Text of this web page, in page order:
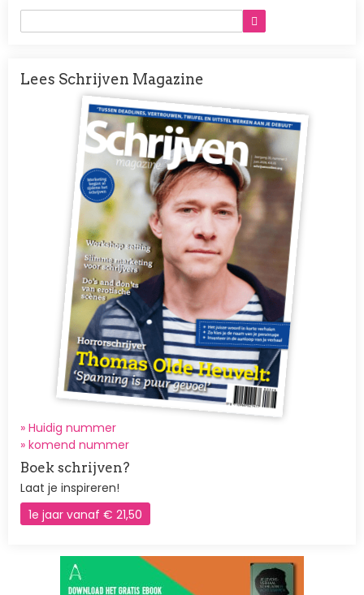
Lees Schrijven Magazine
Afbeelding
» Huidig nummer
» komend nummer
Boek schrijven?
Laat je inspireren!
1e jaar vanaf € 21,50